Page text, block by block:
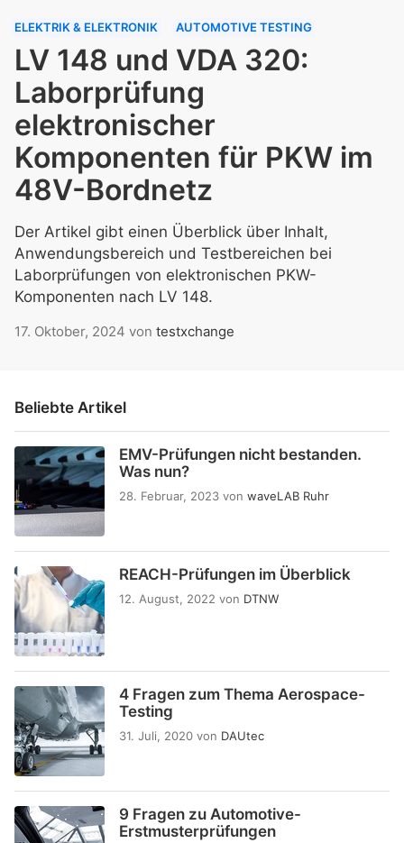
ELEKTRIK & ELEKTRONIK AUTOMOTIVE TESTING
LV 148 und VDA 320:
Laborprüfung
elektronischer
Komponenten für PKW im
48V-Bordnetz
Der Artikel gibt einen Überblick über Inhalt,
Anwendungsbereich und Testbereichen bei
Laborprüfungen von elektronischen PKW-
Komponenten nach LV 148.
17. Oktober, 2024 von testxchange
Beliebte Artikel
EMV-Prüfungen nicht bestanden.
Was nun?
28. Februar, 2023 von waveLAB Ruhr
REACH-Prüfungen im Überblick
12. August, 2022 von DTNW
4 Fragen zum Thema Aerospace-
Testing
31. Juli, 2020 von DAUtec
9 Fragen zu Automotive-
Erstmusterprüfungen